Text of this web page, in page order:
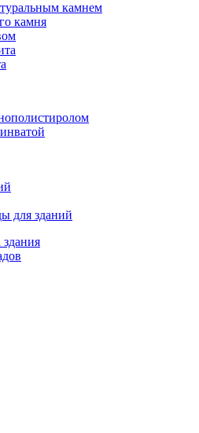
камнем
камня
для зданий